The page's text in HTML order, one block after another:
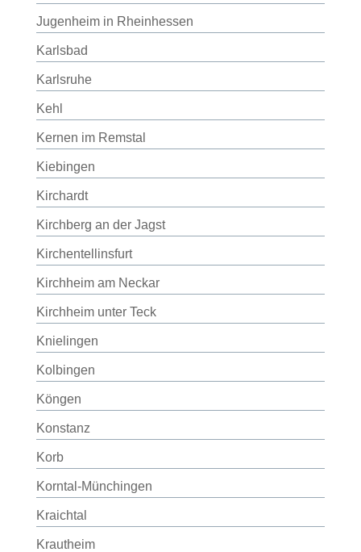
Jugenheim in Rheinhessen
Karlsbad
Karlsruhe
Kehl
Kernen im Remstal
Kiebingen
Kirchardt
Kirchberg an der Jagst
Kirchentellinsfurt
Kirchheim am Neckar
Kirchheim unter Teck
Knielingen
Kolbingen
Köngen
Konstanz
Korb
Korntal-Münchingen
Kraichtal
Krautheim